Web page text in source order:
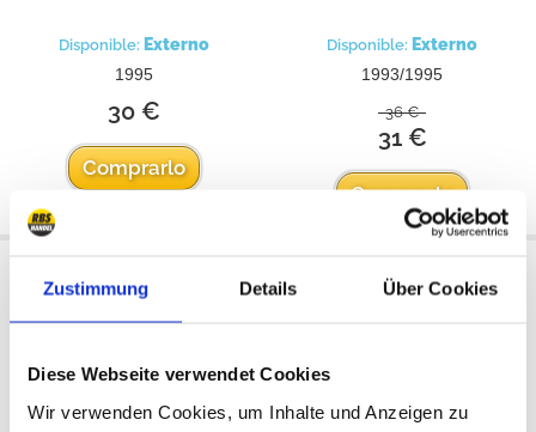
Zustimmung Details Über Cookies
Diese Webseite verwendet Cookies
Wir verwenden Cookies, um Inhalte und Anzeigen zu
Disponible: Externo
1995
30 €
Comprarlo
Disponible: Externo
1993/1995
36 €
31 €
Comprarlo
Todos los precios incluyen el IVA